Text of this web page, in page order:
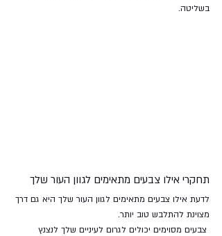
בשליטה.
תחקרי אילו צבעים מתאימים לגוון העור שלך
לדעת אילו צבעים מתאימים לגוון העור שלך היא גם דרך
מצוינת להתלבש טוב יותר.
צבעים מסוימים יכולים לגרום לעיניים שלך לנצנץ